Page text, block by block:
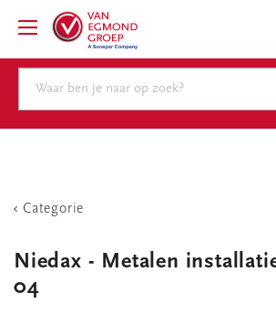
Categorie
Niedax - Metalen
04